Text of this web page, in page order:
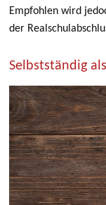
Empfohlen wird
der
Selbstständig